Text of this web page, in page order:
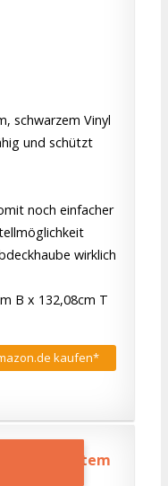
schwarzem Vinyl
und schützt
noch einfacher
wirklich
B x 132,08cm T
kaufen*
BBQ System